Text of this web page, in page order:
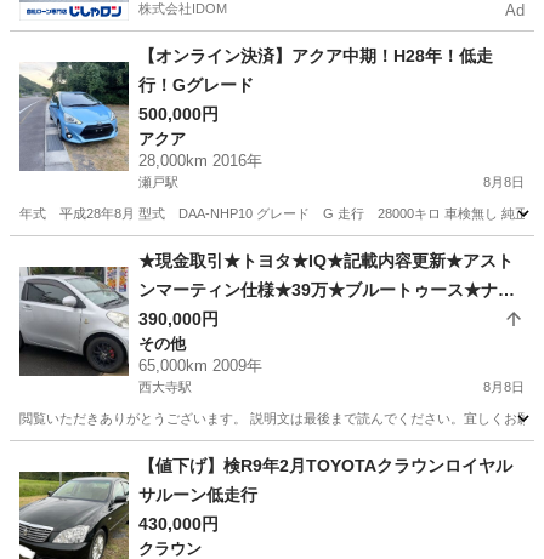
株式会社IDOM Ad
【オンライン決済】アクア中期！H28年！低走
行！Gグレード
500,000円
アクア
28,000km 2016年
瀬戸駅 8月8日
年式 平成28年8月 型式 DAA-NHP10 グレード G 走行 28000キロ 車検無し 純正ナ
瀬戸駅 アクア
★現金取引★トヨタ★IQ★記載内容更新★アスト
ンマーティン仕様★39万★ブルートゥース★ナビ
★バックカメラ★２１年式★65000km走行★車検
令和10年7月まで★
390,000円
その他
65,000km 2009年
西大寺駅 8月8日
閲覧いただきありがとうございます。 説明文は最後まで読んでください。宜しく
西大寺駅 その他 アストンマーティン
【値下げ】検R9年2月TOYOTAクラウンロイヤル
サルーン低走行
430,000円
クラウン